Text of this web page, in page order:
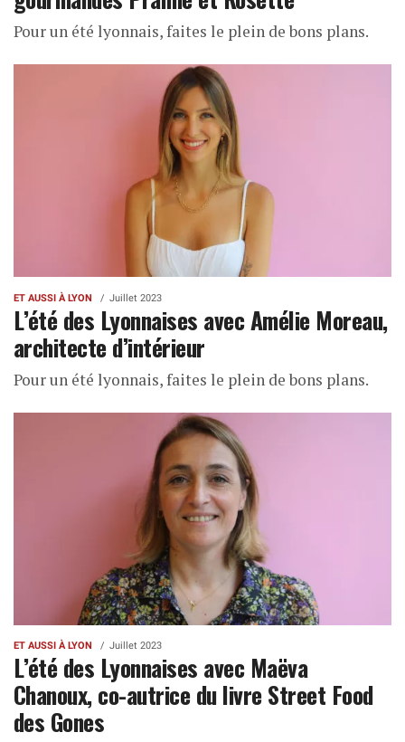
Pour un été lyonnais, faites le plein de bons plans.
ET AUSSI À LYON Juillet 2023
L’été des Lyonnaises avec Amélie Moreau,
architecte d’intérieur
Pour un été lyonnais, faites le plein de bons plans.
ET AUSSI À LYON Juillet 2023
L’été des Lyonnaises avec Maëva
Chanoux, co-autrice du livre Street Food
des Gones